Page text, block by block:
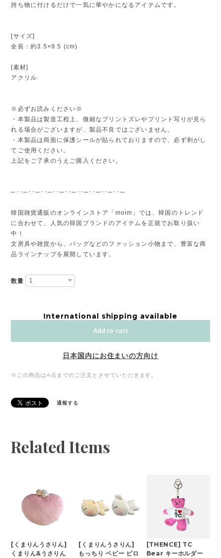
持ち物に付けるだけで一気に華やかになるアイテムです。
[サイズ]
全長：約3.5×9.5 (cm)
[素材]
アクリル
※必ずお読みください※
・本製品は製造工程上、微細なプリントズレやプリント写りが見ら
れる場合がございますが、製品不良ではございません。
・本製品は両面に保護シールが貼られておりますので、必ず剥がし
てご使用ください。
上記をご了承のうえご購入ください。
─･･─･･─･･─･･─･･─･･─･･─･･─･･─
韓国雑貨通販のオンラインストア「moim」では、韓国のトレンド
に合わせて、人気の韓国ブランドのアイテムを正規でお取り扱い
中！
文房具や雑貨から、バッグなどのファッション小物まで、豊富な商
品ラインナップを展開しています。
数量
International shipping available
Add to cart
日本国内にお住まいの方向け
※この商品は4点までのご注文とさせていただきます。
通報する
Related Items
[くまりんうさりん]
くまりん&うさりん
[くまりんうさりん]
もっちり ベビー ピロ
[THENCE] TC
Bear キーホルダー